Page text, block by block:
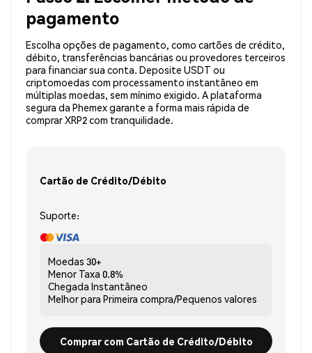
pagamento
Escolha opções de pagamento, como cartões de crédito,
débito, transferências bancárias ou provedores terceiros
para financiar sua conta. Deposite USDT ou
criptomoedas com processamento instantâneo em
múltiplas moedas, sem mínimo exigido. A plataforma
segura da Phemex garante a forma mais rápida de
comprar XRP2 com tranquilidade.
Cartão de Crédito/Débito
Suporte:
Moedas 30+
Menor Taxa 0.8%
Chegada Instantâneo
Melhor para Primeira compra/Pequenos valores
Comprar com Cartão de Crédito/Débito